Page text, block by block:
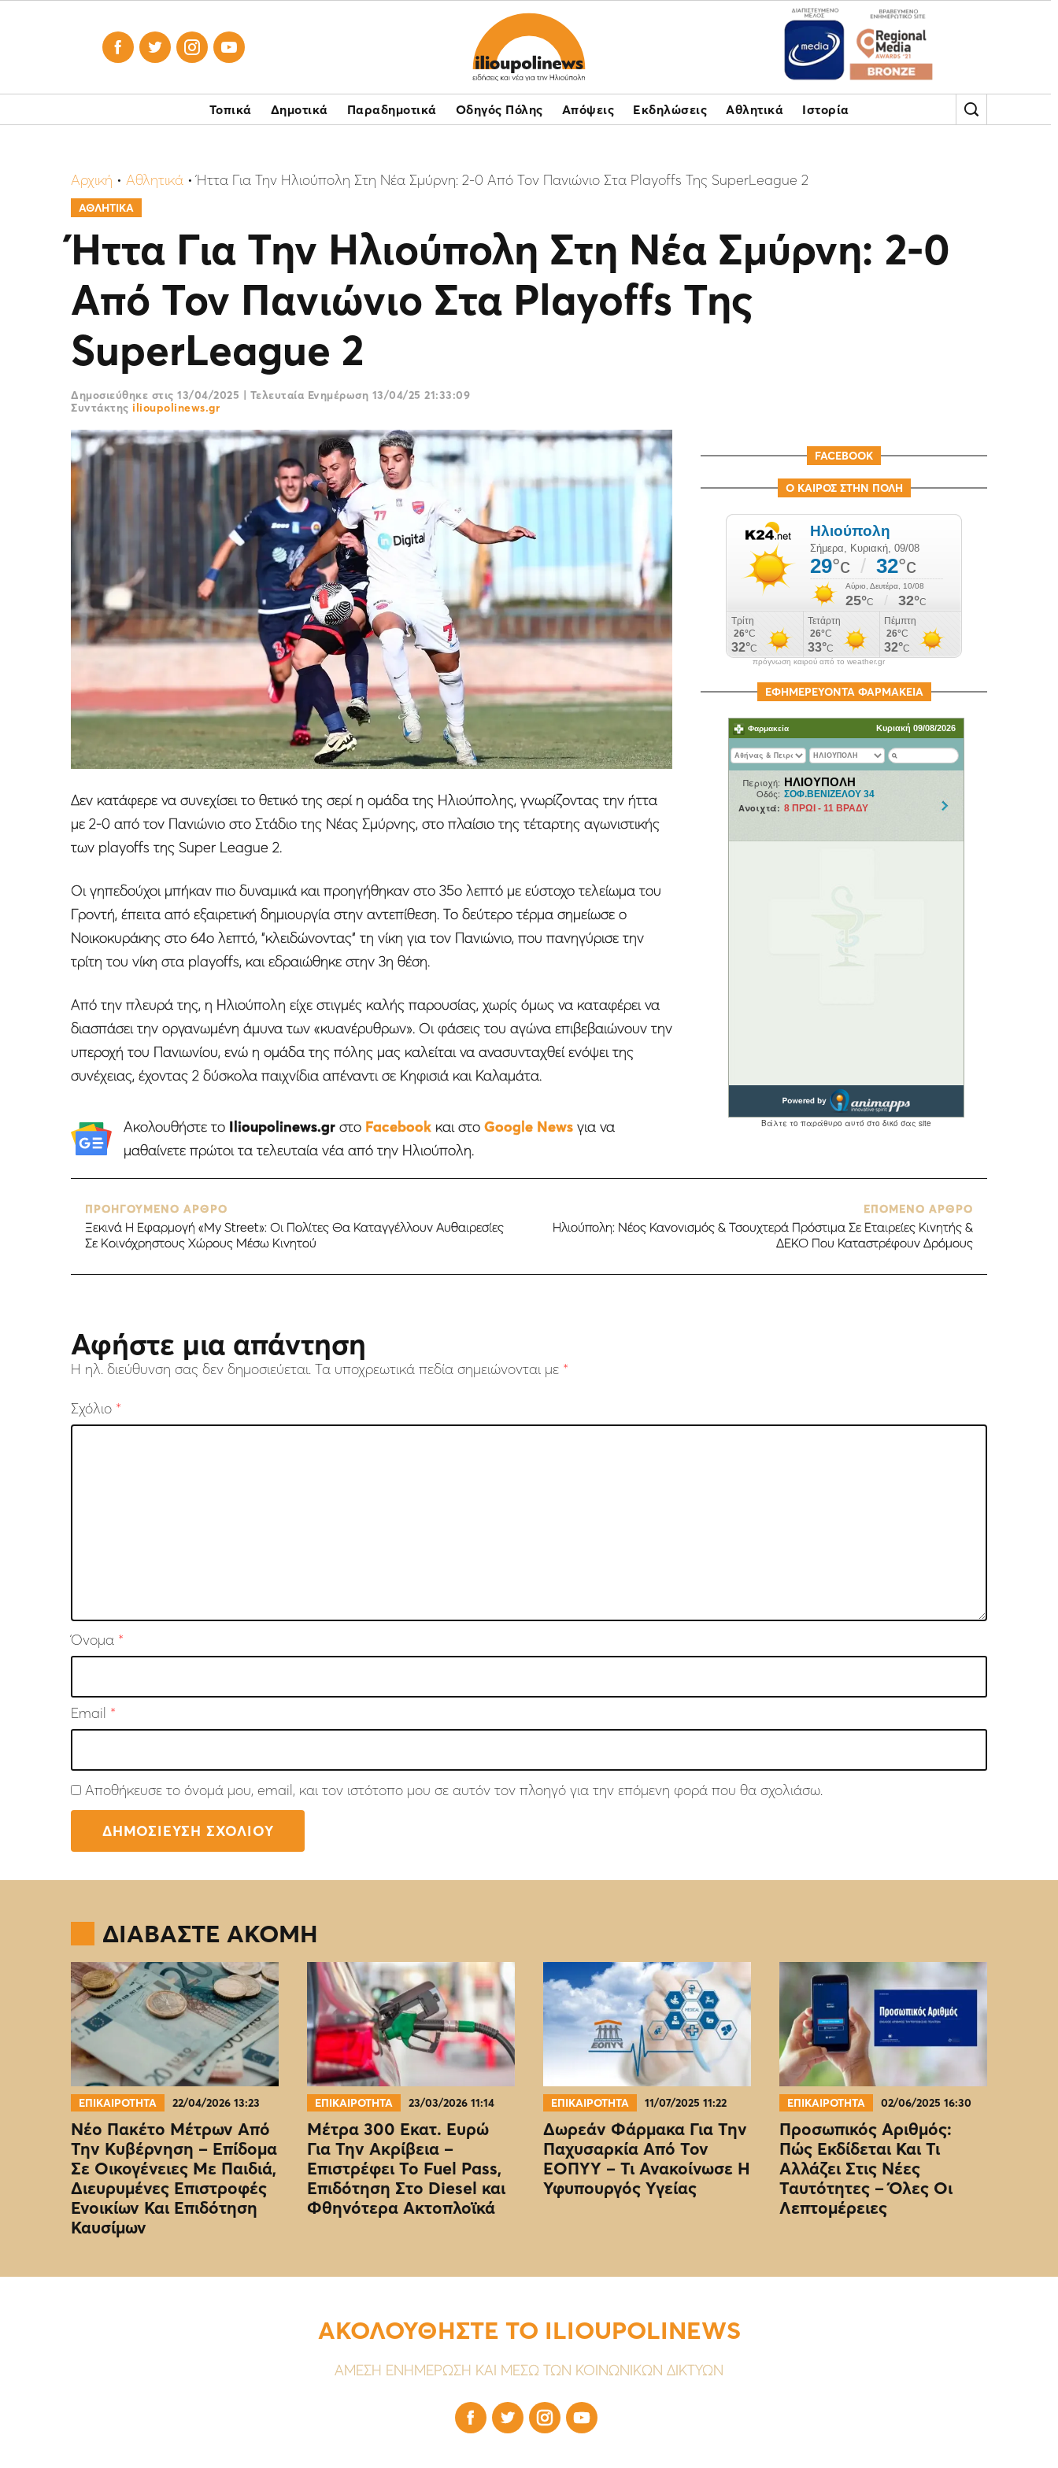
   
Τοπικά Δημοτικά Παραδημοτικά Οδηγός Πόλης Απόψεις Εκδηλώσεις Αθλητικά Ιστορία
Αρχική • Αθλητικά •Ήττα Για Την Ηλιούπολη Στη Νέα Σμύρνη: 2-0 Από Τον Πανιώνιο Στα Playoffs Της SuperLeague 2
ΑΘΛΗΤΙΚΑ
Ήττα Για Την Ηλιούπολη Στη Νέα Σμύρνη: 2-0
Από Τον Πανιώνιο Στα Playoffs Της
SuperLeague 2
Δημοσιεύθηκε στις 13/04/2025 | Τελευταία Ενημέρωση 13/04/25 21:33:09
Συντάκτης ilioupolinews.gr
Δεν κατάφερε να συνεχίσει το θετικό της σερί η ομάδα της Ηλιούπολης, γνωρίζοντας την ήττα
με 2-0 από τον Πανιώνιο στο Στάδιο της Νέας Σμύρνης, στο πλαίσιο της τέταρτης αγωνιστικής
των playoffs της Super League 2.
Οι γηπεδούχοι μπήκαν πιο δυναμικά και προηγήθηκαν στο 35ο λεπτό με εύστοχο τελείωμα του
Γροντή, έπειτα από εξαιρετική δημιουργία στην αντεπίθεση. Το δεύτερο τέρμα σημείωσε ο
Νοικοκυράκης στο 64ο λεπτό, “κλειδώνοντας” τη νίκη για τον Πανιώνιο, που πανηγύρισε την
τρίτη του νίκη στα playoffs, και εδραιώθηκε στην 3η θέση.
Από την πλευρά της, η Ηλιούπολη είχε στιγμές καλής παρουσίας, χωρίς όμως να καταφέρει να
διασπάσει την οργανωμένη άμυνα των «κυανέρυθρων». Οι φάσεις του αγώνα επιβεβαιώνουν την
υπεροχή του Πανιωνίου, ενώ η ομάδα της πόλης μας καλείται να ανασυνταχθεί ενόψει της
συνέχειας, έχοντας 2 δύσκολα παιχνίδια απέναντι σε Κηφισιά και Καλαμάτα.
Ακολουθήστε το Ilioupolinews.grστο Facebookκαι στο Google Newsγια να
μαθαίνετε πρώτοι τα τελευταία νέα από την Ηλιούπολη.
FACEBOOK
Ο ΚΑΙΡΟΣ ΣΤΗΝ ΠΟΛΗ
πρόγνωση καιρού από το weather.gr
ΕΦΗΜΕΡΕΥΟΝΤΑ ΦΑΡΜΑΚΕΙΑ
ΠΡΟΗΓΟΥΜΕΝΟ ΑΡΘΡΟ
Ξεκινά Η Εφαρμογή «My Street»: Οι Πολίτες Θα Καταγγέλλουν Αυθαιρεσίες
Σε Κοινόχρηστους Χώρους Μέσω Κινητού
ΕΠΟΜΕΝΟ ΑΡΘΡΟ
Ηλιούπολη: Νέος Κανονισμός & Τσουχτερά Πρόστιμα Σε Εταιρείες Κινητής &
ΔΕΚΟ Που Καταστρέφουν Δρόμους
Αφήστε μια απάντηση
Η ηλ. διεύθυνση σας δεν δημοσιεύεται. Τα υποχρεωτικά πεδία σημειώνονται με *
Σχόλιο *
Όνομα *
Email *
Αποθήκευσε το όνομά μου, email, και τον ιστότοπο μου σε αυτόν τον πλοηγό για την επόμενη φορά που θα σχολιάσω.
ΔΙΑΒΑΣΤΕ ΑΚΟΜΗ
ΕΠΙΚΑΙΡΟΤΗΤΑ 22/04/2026 13:23
Νέο Πακέτο Μέτρων Από
Την Κυβέρνηση – Επίδομα
Σε Οικογένειες Με Παιδιά,
Διευρυμένες Επιστροφές
Ενοικίων Και Επιδότηση
Καυσίμων
ΕΠΙΚΑΙΡΟΤΗΤΑ 23/03/2026 11:14
Μέτρα 300 Εκατ. Ευρώ
Για Την Ακρίβεια –
Επιστρέφει Το Fuel Pass,
Επιδότηση Στο Diesel και
Φθηνότερα Ακτοπλοϊκά
ΕΠΙΚΑΙΡΟΤΗΤΑ 11/07/2025 11:22
Δωρεάν Φάρμακα Για Την
Παχυσαρκία Από Τον
EOΠΥΥ – Τι Ανακοίνωσε Η
Υφυπουργός Υγείας
ΕΠΙΚΑΙΡΟΤΗΤΑ 02/06/2025 16:30
Προσωπικός Αριθμός:
Πώς Εκδίδεται Και Τι
Αλλάζει Στις Νέες
Ταυτότητες – Όλες Οι
Λεπτομέρειες
ΑΚΟΛΟΥΘΗΣΤΕ ΤΟ ILIOUPOLINEWS
ΑΜΕΣΗ ΕΝΗΜΕΡΩΣΗ ΚΑΙ ΜΕΣΩ ΤΩΝ ΚΟΙΝΩΝΙΚΩΝ ΔΙΚΤΥΩΝ
   